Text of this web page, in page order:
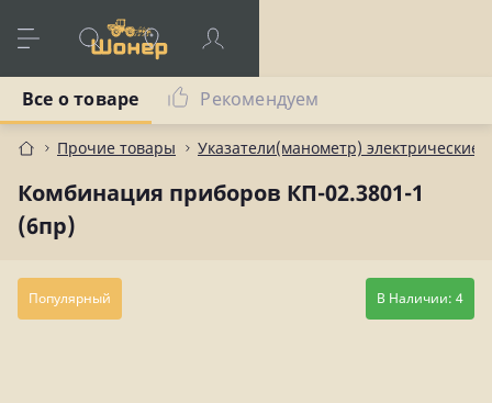
Прочие товары Указатели(манометр)
Комбинация приборов КП-02.3801-1
(6пр)
Все о товаре Рекомендуем
Популярный В Наличии: 4